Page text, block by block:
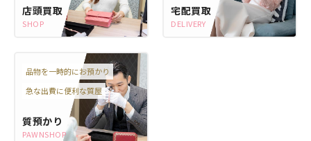
店頭買取
SHOP
宅配買取
DELIVERY
質預かり
PAWNSHOP
品物を一時的にお預かり
急な出費に便利な質屋